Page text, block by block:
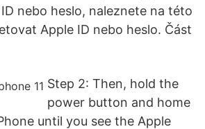
nebo heslo, naleznete na této
Apple ID nebo heslo. Část
Step 2: Then, hold the
power button and home
until you see the Apple